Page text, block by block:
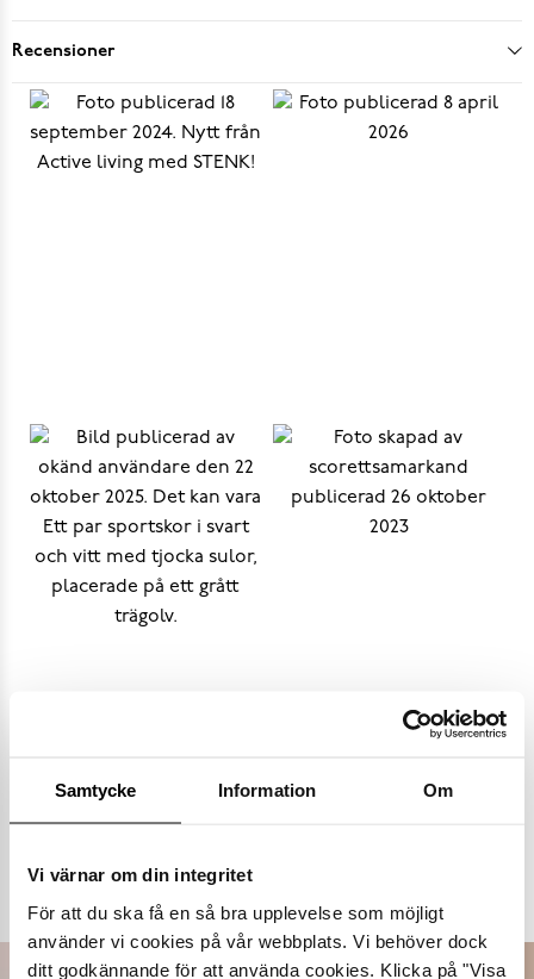
Samtycke Information Om
Vi värnar om din integritet
För att du ska få en så bra upplevelse som möjligt
använder vi cookies på vår webbplats. Vi behöver dock
ditt godkännande för att använda cookies. Klicka på "Visa
Recensioner
Populära varumärken